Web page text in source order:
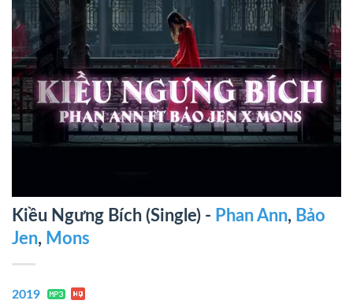
Kiều Ngưng Bích (Single) - Phan Ann, Bảo
Jen, Mons
2019